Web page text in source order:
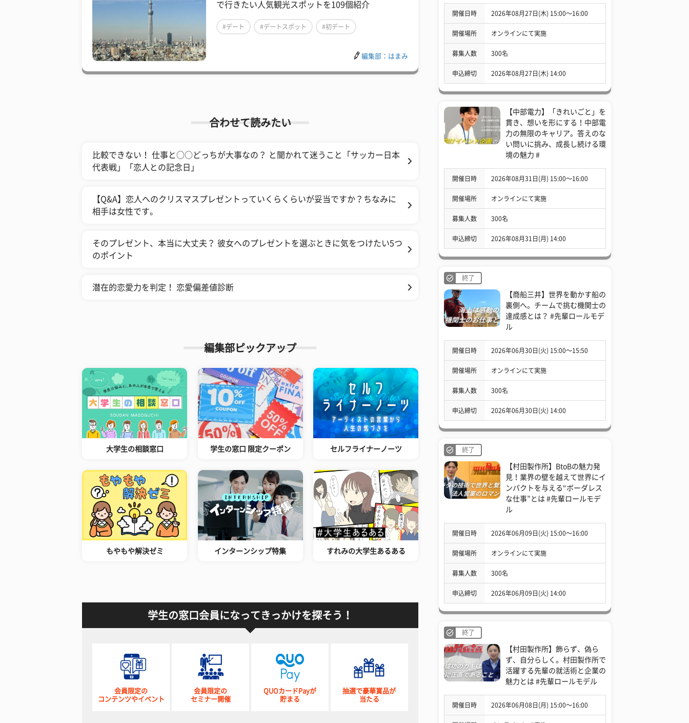
で行きたい人気観光スポットを109個紹介
#デート #デートスポット #初デート
編集部：はまみ
合わせて読みたい
比較できない！ 仕事と○○どっちが大事なの？ と聞かれて迷うこと「サッカー日本
代表戦」「恋人との記念日」
【Q&A】恋人へのクリスマスプレゼントっていくらくらいが妥当ですか？ちなみに
相手は女性です。
そのプレゼント、本当に大丈夫？ 彼女へのプレゼントを選ぶときに気をつけたい5つ
のポイント
潜在的恋愛力を判定！ 恋愛偏差値診断
編集部ピックアップ
大学生の相談窓口 学生の窓口 限定クーポン セルフライナーノーツ
もやもや解決ゼミ インターンシップ特集 すれみの大学生あるある
学生の窓口会員になってきっかけを探そう！
会員限定の
コンテンツやイベント
会員限定の
セミナー開催
QUOカードPayが
貯まる
抽選で豪華賞品が
当たる
開催日時 2026年08月27日(木) 15:00〜16:00
開催場所 オンラインにて実施
募集人数 300名
申込締切 2026年08月27日(木) 14:00
【中部電力】「きれいごと」を
貫き、想いを形にする！中部電
力の無限のキャリア。答えのな
い問いに挑み、成長し続ける環
境の魅力 #
開催日時 2026年08月31日(月) 15:00〜16:00
開催場所 オンラインにて実施
募集人数 300名
申込締切 2026年08月31日(月) 14:00
終了
【商船三井】世界を動かす船の
裏側へ。チームで挑む機関士の
達成感とは？ #先輩ロールモデ
ル
開催日時 2026年06月30日(火) 15:00〜15:50
開催場所 オンラインにて実施
募集人数 300名
申込締切 2026年06月30日(火) 14:00
終了
【村田製作所】BtoBの魅力発
見！業界の壁を越えて世界にイ
ンパクトを与える“ボーダレス
な仕事”とは #先輩ロールモデ
ル
開催日時 2026年06月09日(火) 15:00〜16:00
開催場所 オンラインにて実施
募集人数 300名
申込締切 2026年06月09日(火) 14:00
終了
【村田製作所】飾らず、偽ら
ず、自分らしく。村田製作所で
活躍する先輩の就活術と企業の
魅力とは #先輩ロールモデル
開催日時 2026年06月08日(月) 15:00〜16:00